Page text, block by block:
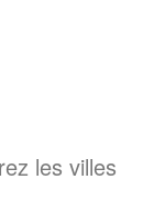
les villes